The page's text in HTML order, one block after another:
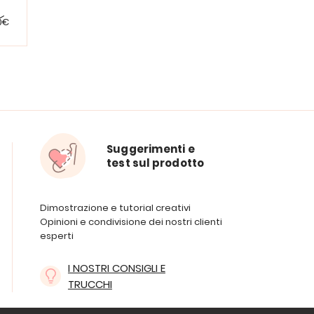
Suggerimenti e
test sul prodotto
Dimostrazione e tutorial creativi
Opinioni e condivisione dei nostri clienti
esperti
I NOSTRI CONSIGLI E
TRUCCHI